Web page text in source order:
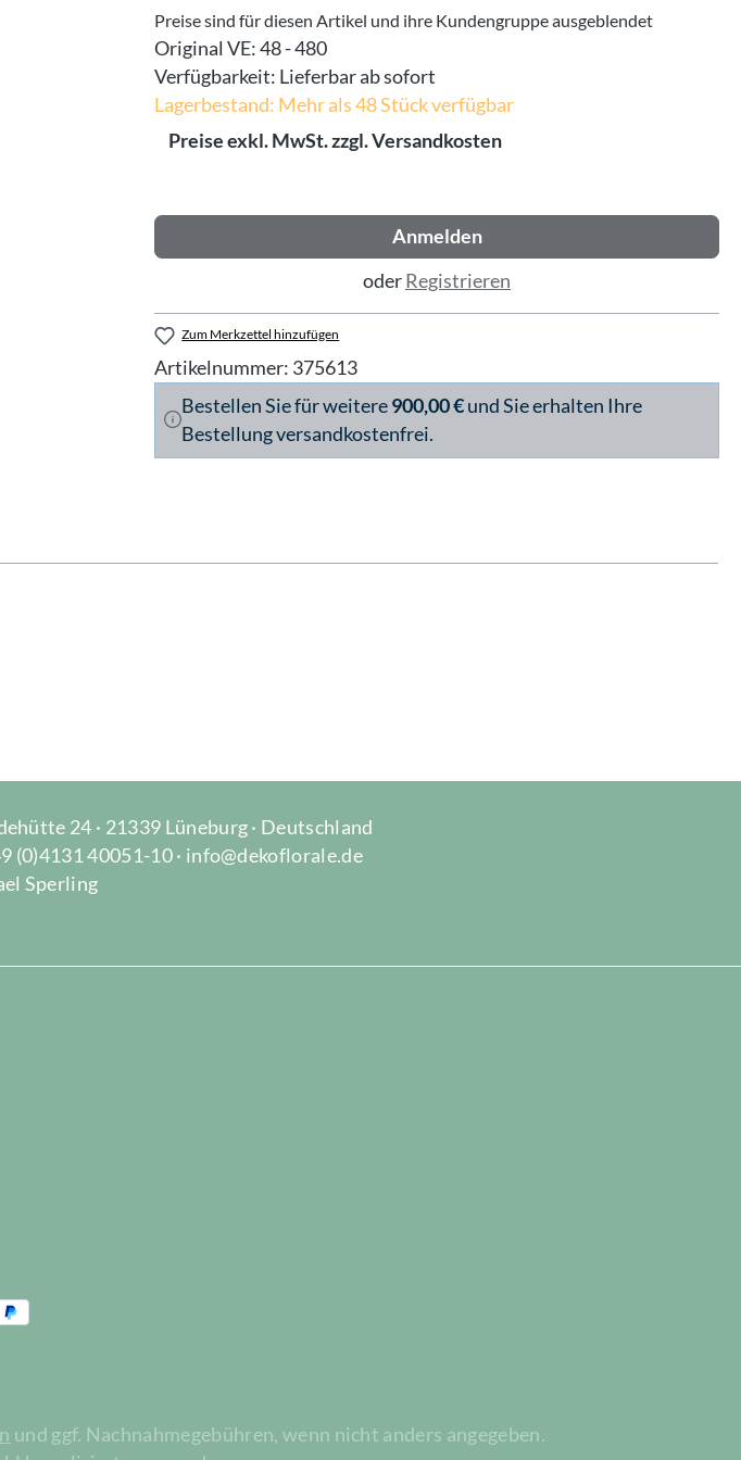
Preise sind für diesen Artikel und ihre Kundengruppe ausgeblendet
Original VE:48 - 480
Verfügbarkeit: Lieferbar ab sofort
Lagerbestand: Mehr als 48 Stück verfügbar
Preise exkl. MwSt. zzgl. Versandkosten
Anmelden
oderRegistrieren
Zum Merkzettel hinzufügen
Artikelnummer: 375613
Bestellen Sie für weitere900,00 €und Sie erhalten Ihre
Bestellung versandkostenfrei.
24 · 21339 Lüneburg · Deutschland
(0)4131 40051-10 · info@dekoflorale.de
Sperling
und ggf. Nachnahmegebühren, wenn nicht anders angegeben.